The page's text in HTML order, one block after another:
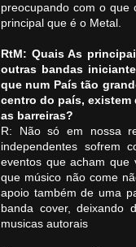
preocupando com o que
principal que é o Metal.
RtM: Quais As
outras bandas
que num País tão
centro do país, existem
as barreiras?
R: Não só em nossa
independentes sofrem
eventos que acham que
que músico não come
apoio também de uma
banda cover, deixando
musicas autorais